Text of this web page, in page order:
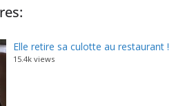
Elle retire sa culotte au restaurant !
15.4k views